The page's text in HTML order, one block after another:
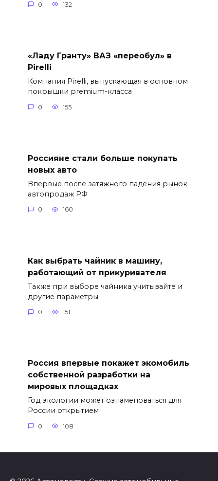
0 132
«Ладу Гранту» ВАЗ «переобул» в
Pirelli
Компания Pirelli, выпускающая в основном
покрышки premium-класса
0 155
Россияне стали больше покупать
новых авто
Впервые после затяжного падения рынок
автопродаж РФ
0 160
Как выбрать чайник в машину,
работающий от прикуривателя
Также при выборе чайника учитывайте и
другие параметры
0 151
Россия впервые покажет экомобиль
собственной разработки на
мировых площадках
Год экологии может ознаменоваться для
России открытием
0 108